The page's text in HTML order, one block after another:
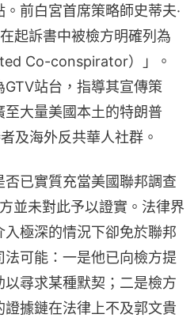
前白宮首席策略師史蒂夫·
起訴書中被檢方明確列為
Co-conspirator）」。
站台，指導其宣傳策
大量美國本土的特朗普
及海外反共華人社群。
已實質充當美國聯邦調查
並未對此予以證實。法律界
極深的情況下卻免於聯邦
可能：一是他已向檢方提
尋求某種默契；二是檢方
據鏈在法律上不及郭文貴